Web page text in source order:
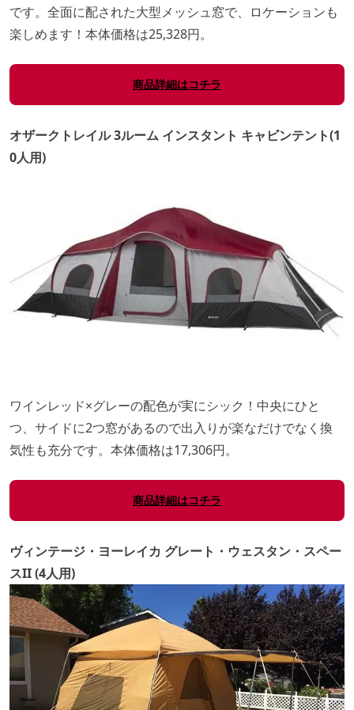
です。全面に配された大型メッシュ窓で、ロケーションも
楽しめます！本体価格は25,328円。
商品詳細はコチラ
オザークトレイル 3ルーム インスタント キャビンテント(1
0人用)
ワインレッド×グレーの配色が実にシック！中央にひと
つ、サイドに2つ窓があるので出入りが楽なだけでなく換
気性も充分です。本体価格は17,306円。
商品詳細はコチラ
ヴィンテージ・ヨーレイカ グレート・ウェスタン・スペー
スII (4人用)